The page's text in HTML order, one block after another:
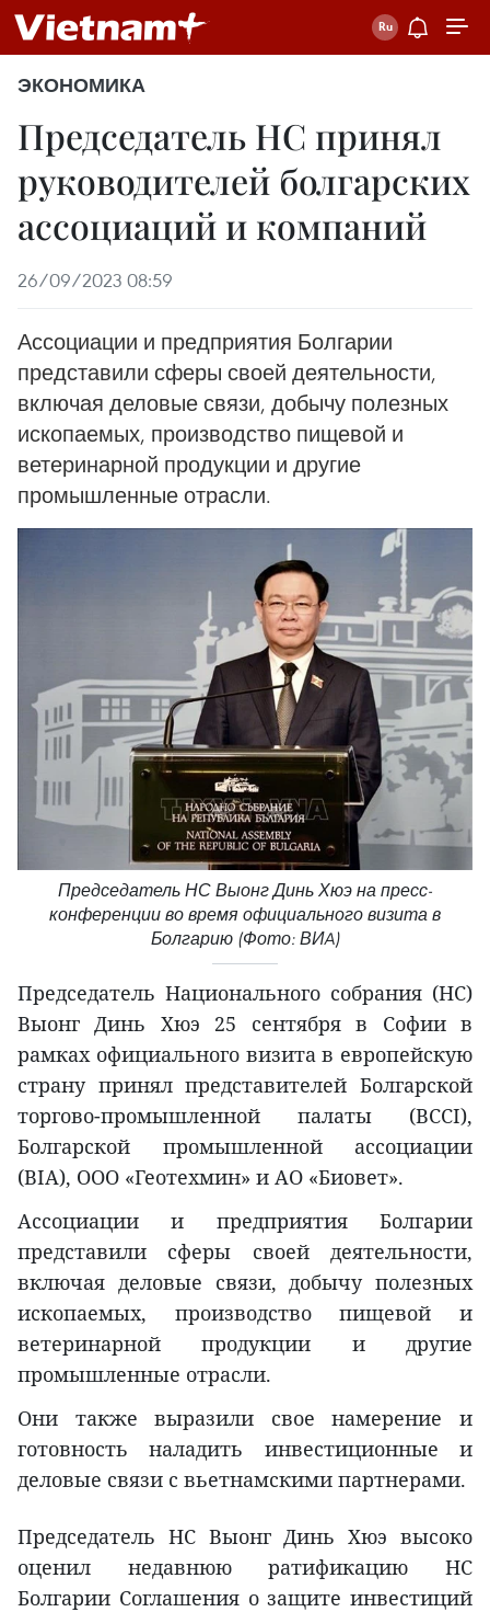
ЭКОНОМИКА
Председатель НС принял
руководителей болгарских
ассоциаций и компаний
26/09/2023 08:59
Ассоциации и предприятия Болгарии
представили сферы своей деятельности,
включая деловые связи, добычу полезных
ископаемых, производство пищевой и
ветеринарной продукции и другие
промышленные отрасли.
Председатель НС Выонг Динь Хюэ на пресс-
конференции во время официального визита в
Болгарию (Фото: ВИA)
Председатель Национального cобрания (НС)
Выонг Динь Хюэ 25 сентября в Софии в
рамках официального визита в европейскую
страну принял представителей Болгарской
торгово-промышленной палаты (BCCI),
Болгарской промышленной ассоциации
(BIA), ООО «Геотехмин» и АО «Биовет».
Ассоциации и предприятия Болгарии
представили сферы своей деятельности,
включая деловые связи, добычу полезных
ископаемых, производство пищевой и
ветеринарной продукции и другие
промышленные отрасли.
Они также выразили свое намерение и
готовность наладить инвестиционные и
деловые связи с вьетнамскими партнерами.
Председатель НС Выонг Динь Хюэ высоко
оценил недавнюю ратификацию НС
Болгарии Соглашения о защите инвестиций